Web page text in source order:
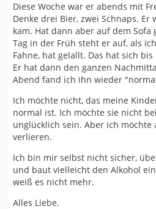
Diese Woche war er abends mit
Denke drei Bier, zwei Schnaps. Er
kam. Hat dann aber auf dem Sofa
Tag in der Früh steht er auf, als
Fahne, hat gelallt. Das hat sich
Er hat dann den ganzen
Abend fand ich ihn wieder
Ich möchte nicht, das meine
normal ist. Ich möchte sie nicht
unglücklich sein. Aber ich
verlieren.
Ich bin mir selbst nicht sicher,
und baut vielleicht den Alkohol
weiß es nicht mehr.
Alles Liebe.